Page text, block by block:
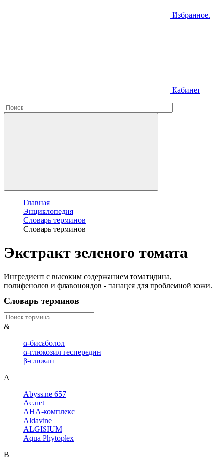
Избранное.
Кабинет
Главная
Энциклопедия
Словарь терминов
Словарь терминов
Экстракт зеленого томата
Ингредиент с высоким содержанием томатидина,
полифенолов и флавоноидов - панацея для проблемной кожи.
Словарь терминов
&
α-бисаболол
α-глюкозил геспередин
β-глюкан
A
Abyssine 657
Ac.net
AHA-комплекс
Aldavine
ALGISIUM
Aqua Phytoplex
B